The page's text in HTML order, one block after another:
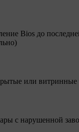
Bios до
или витринные
с нарушенной